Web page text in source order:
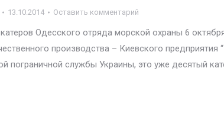
13.10.2014 Оставить комментарий
Одесского отряда морской охраны 6
производства – Киевского
пограничной службы Украины, это уже десятый